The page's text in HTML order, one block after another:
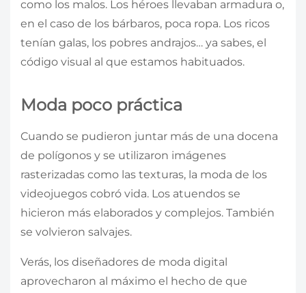
como los malos. Los héroes llevaban armadura o,
en el caso de los bárbaros, poca ropa. Los ricos
tenían galas, los pobres andrajos… ya sabes, el
código visual al que estamos habituados.
Moda poco práctica
Cuando se pudieron juntar más de una docena
de polígonos y se utilizaron imágenes
rasterizadas como las texturas, la moda de los
videojuegos cobró vida. Los atuendos se
hicieron más elaborados y complejos. También
se volvieron salvajes.
Verás, los diseñadores de moda digital
aprovecharon al máximo el hecho de que